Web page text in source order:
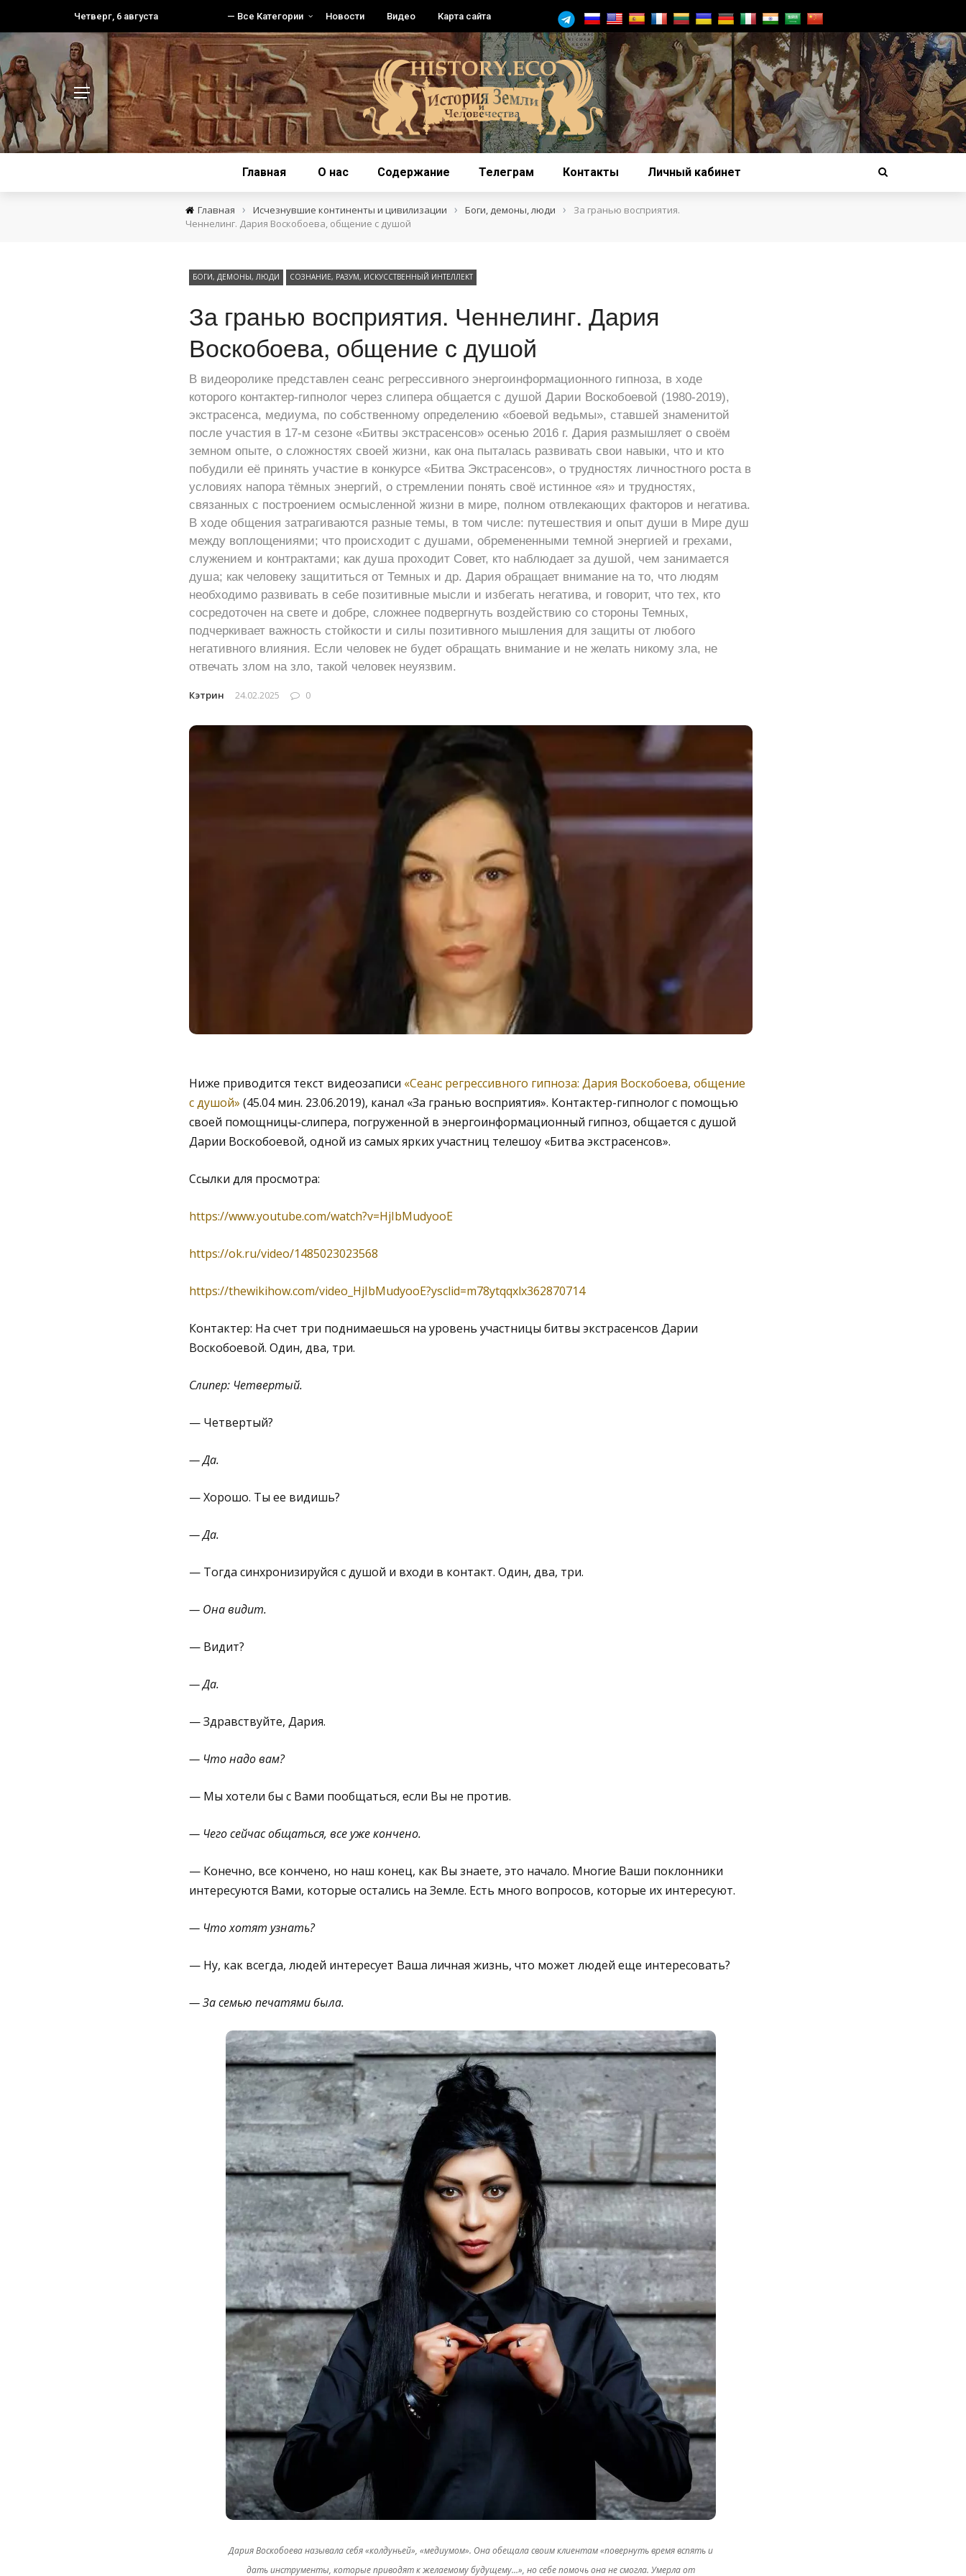
Четверг, 6 августа — Все Категории Новости Видео Карта сайта
Главная О нас Содержание Телеграм Контакты Личный кабинет
Главная › Исчезнувшие континенты и цивилизации › Боги, демоны, люди ›
За гранью восприятия.
Ченнелинг. Дария Воскобоева, общение с душой
БОГИ, ДЕМОНЫ, ЛЮДИ СОЗНАНИЕ, РАЗУМ, ИСКУССТВЕННЫЙ ИНТЕЛЛЕКТ
За гранью восприятия. Ченнелинг. Дария
Воскобоева, общение с душой
В видеоролике представлен сеанс регрессивного энергоинформационного гипноза, в ходе
которого контактер-гипнолог через слипера общается с душой Дарии Воскобоевой (1980-2019),
экстрасенса, медиума, по собственному определению «боевой ведьмы», ставшей знаменитой
после участия в 17-м сезоне «Битвы экстрасенсов» осенью 2016 г. Дария размышляет о своём
земном опыте, о сложностях своей жизни, как она пыталась развивать свои навыки, что и кто
побудили её принять участие в конкурсе «Битва Экстрасенсов», о трудностях личностного роста в
условиях напора тёмных энергий, о стремлении понять своё истинное «я» и трудностях,
связанных с построением осмысленной жизни в мире, полном отвлекающих факторов и негатива.
В ходе общения затрагиваются разные темы, в том числе: путешествия и опыт души в Мире душ
между воплощениями; что происходит с душами, обремененными темной энергией и грехами,
служением и контрактами; как душа проходит Совет, кто наблюдает за душой, чем занимается
душа; как человеку защититься от Темных и др. Дария обращает внимание на то, что людям
необходимо развивать в себе позитивные мысли и избегать негатива, и говорит, что тех, кто
сосредоточен на свете и добре, сложнее подвергнуть воздействию со стороны Темных,
подчеркивает важность стойкости и силы позитивного мышления для защиты от любого
негативного влияния. Если человек не будет обращать внимание и не желать никому зла, не
отвечать злом на зло, такой человек неуязвим.
Кэтрин 24.02.2025 0
Ниже приводится текст видеозаписи «Сеанс регрессивного гипноза: Дария Воскобоева, общение
с душой» (45.04 мин. 23.06.2019), канал «За гранью восприятия». Контактер-гипнолог с помощью
своей помощницы-слипера, погруженной в энергоинформационный гипноз, общается с душой
Дарии Воскобоевой, одной из самых ярких участниц телешоу «Битва экстрасенсов».
Ссылки для просмотра:
https://www.youtube.com/watch?v=HjIbMudyooE
https://ok.ru/video/1485023023568
https://thewikihow.com/video_HjIbMudyooE?ysclid=m78ytqqxlx362870714
Контактер: На счет три поднимаешься на уровень участницы битвы экстрасенсов Дарии
Воскобоевой. Один, два, три.
Слипер: Четвертый.
— Четвертый?
— Да.
— Хорошо. Ты ее видишь?
— Да.
— Тогда синхронизируйся с душой и входи в контакт. Один, два, три.
— Она видит.
— Видит?
— Да.
— Здравствуйте, Дария.
— Что надо вам?
— Мы хотели бы с Вами пообщаться, если Вы не против.
— Чего сейчас общаться, все уже кончено.
— Конечно, все кончено, но наш конец, как Вы знаете, это начало. Многие Ваши поклонники
интересуются Вами, которые остались на Земле. Есть много вопросов, которые их интересуют.
— Что хотят узнать?
— Ну, как всегда, людей интересует Ваша личная жизнь, что может людей еще интересовать?
— За семью печатями была.
Дария Воскобоева называла себя «колдуньей», «медиумом». Она обещала своим клиентам «повернуть время вспять и
дать инструменты, которые приводят к желаемому будущему…», но себе помочь она не смогла. Умерла от